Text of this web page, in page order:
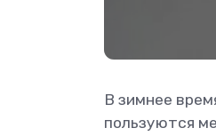
В зимнее
пользуются